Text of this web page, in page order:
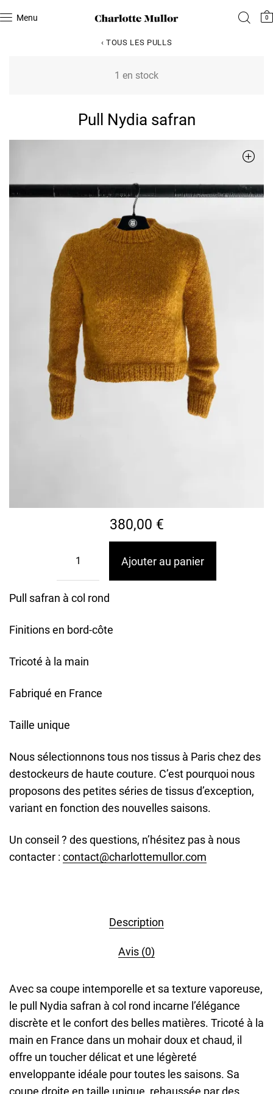
Menu 0
‹ TOUS LES PULLS
Pull Nydia safran
380,00 €
Pull safran à col rond
Finitions en bord-côte
Tricoté à la main
Fabriqué en France
Taille unique
Nous sélectionnons tous nos tissus à Paris chez des
destockeurs de haute couture. C’est pourquoi nous
proposons des petites séries de tissus d’exception,
variant en fonction des nouvelles saisons.
Un conseil ? des questions, n’hésitez pas à nous
contacter : contact@charlottemullor.com
1 en stock
Ajouter au panier
Description
Avis (0)
Avec sa coupe intemporelle et sa texture vaporeuse,
le pull Nydia safran à col rond incarne l’élégance
discrète et le confort des belles matières. Tricoté à la
main en France dans un mohair doux et chaud, il
offre un toucher délicat et une légèreté
enveloppante idéale pour toutes les saisons. Sa
coupe droite en taille unique, rehaussée par des